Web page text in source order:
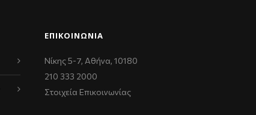
ΕΠΙΚΟΙΝΩΝΊΑ
Νίκης 5-7, Αθήνα, 10180
210 333 2000
Στοιχεία Επικοινωνίας